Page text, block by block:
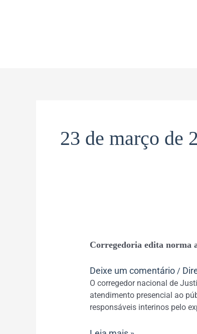
23 de março de
Corregedoria edita norma
Deixe um comentário /
O corregedor nacional de
atendimento presencial ao
responsáveis interinos pelo
Corregedoria
edita
alterando
atendimentos
em
cartórios